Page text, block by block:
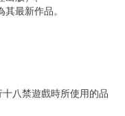
最新作品。
八禁遊戲時所使用的品